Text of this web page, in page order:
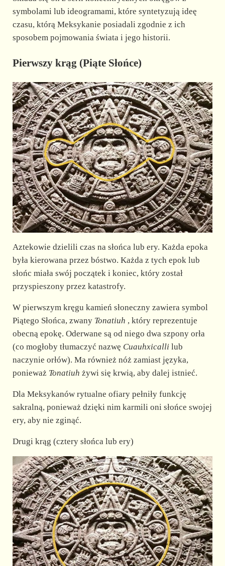
symbolami lub ideogramami, które syntetyzują ideę
czasu, którą Meksykanie posiadali zgodnie z ich
sposobem pojmowania świata i jego historii.
Pierwszy krąg (Piąte Słońce)
Aztekowie dzielili czas na słońca lub ery. Każda epoka
była kierowana przez bóstwo. Każda z tych epok lub
słońc miała swój początek i koniec, który został
przyspieszony przez katastrofy.
W pierwszym kręgu kamień słoneczny zawiera symbol
Piątego Słońca, zwany Tonatiuh , który reprezentuje
obecną epokę. Oderwane są od niego dwa szpony orła
(co mogłoby tłumaczyć nazwę Cuauhxicalli lub
naczynie orłów). Ma również nóż zamiast języka,
ponieważ Tonatiuh żywi się krwią, aby dalej istnieć.
Dla Meksykanów rytualne ofiary pełniły funkcję
sakralną, ponieważ dzięki nim karmili oni słońce swojej
ery, aby nie zginąć.
Drugi krąg (cztery słońca lub ery)